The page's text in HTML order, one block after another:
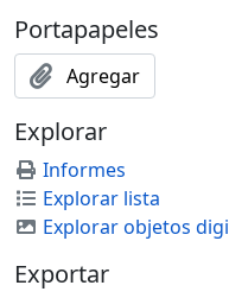
Portapapeles
Agregar
Explorar
Informes
Explorar lista
Explorar objetos
Exportar